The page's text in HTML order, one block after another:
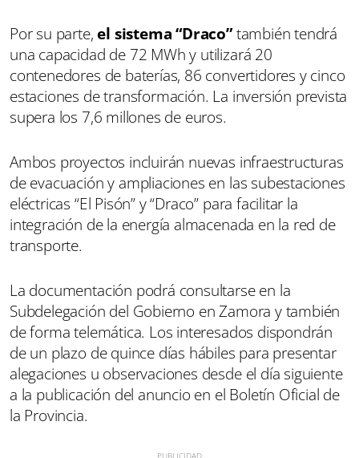
Por su parte, el sistema “Draco”también tendrá
una capacidad de 72 MWh y utilizará 20
contenedores de baterías, 86 convertidores y cinco
estaciones de transformación. La inversión prevista
supera los 7,6 millones de euros.
Ambos proyectos incluirán nuevas infraestructuras
de evacuación y ampliaciones en las subestaciones
eléctricas “El Pisón” y “Draco” para facilitar la
integración de la energía almacenada en la red de
transporte.
La documentación podrá consultarse en la
Subdelegación del Gobierno en Zamora y también
de forma telemática. Los interesados dispondrán
de un plazo de quince días hábiles para presentar
alegaciones u observaciones desde el día siguiente
a la publicación del anuncio en el Boletín Oficial de
la Provincia.